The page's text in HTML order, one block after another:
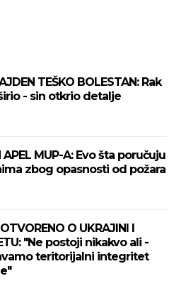
TEŠKO BOLESTAN: Rak
- sin otkrio detalje
APEL MUP-A: Evo šta poručuju
zbog opasnosti od požara
O UKRAJINI I
"Ne postoji nikakvo ali -
teritorijalni integritet